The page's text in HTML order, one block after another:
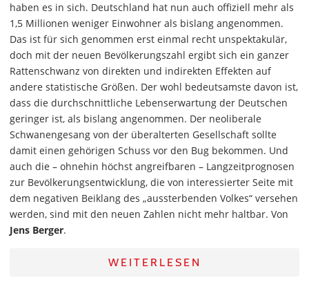
haben es in sich. Deutschland hat nun auch offiziell mehr als
1,5 Millionen weniger Einwohner als bislang angenommen.
Das ist für sich genommen erst einmal recht unspektakulär,
doch mit der neuen Bevölkerungszahl ergibt sich ein ganzer
Rattenschwanz von direkten und indirekten Effekten auf
andere statistische Größen. Der wohl bedeutsamste davon ist,
dass die durchschnittliche Lebenserwartung der Deutschen
geringer ist, als bislang angenommen. Der neoliberale
Schwanengesang von der überalterten Gesellschaft sollte
damit einen gehörigen Schuss vor den Bug bekommen. Und
auch die – ohnehin höchst angreifbaren – Langzeitprognosen
zur Bevölkerungsentwicklung, die von interessierter Seite mit
dem negativen Beiklang des „aussterbenden Volkes“ versehen
werden, sind mit den neuen Zahlen nicht mehr haltbar. Von
Jens Berger.
WEITERLESEN